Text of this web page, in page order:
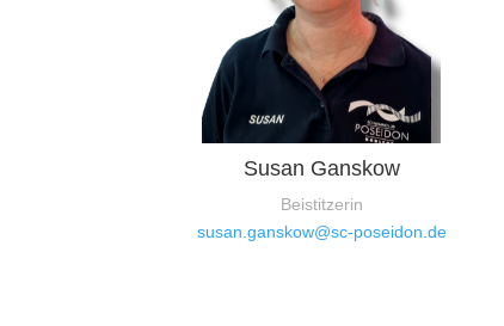
Susan Ganskow
Beistitzerin
susan.ganskow@sc-poseidon.de